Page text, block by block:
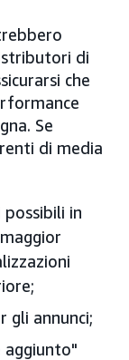
di
che
Se
di media
in
gli annunci;
aggiunto"